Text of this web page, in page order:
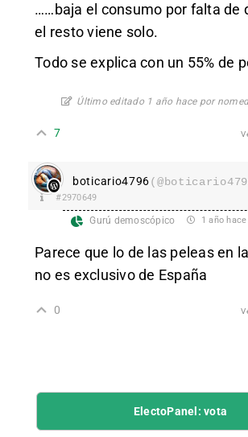
……baja el consumo por falta de
el resto viene solo.
Todo se explica con un 55% de
Último editado 1 año hace por
7
boticario4796
#2970649
Gurú demoscópico 1 año hace
Parece que lo de las peleas en
no es exclusivo de España
0
ElectoPanel: vota